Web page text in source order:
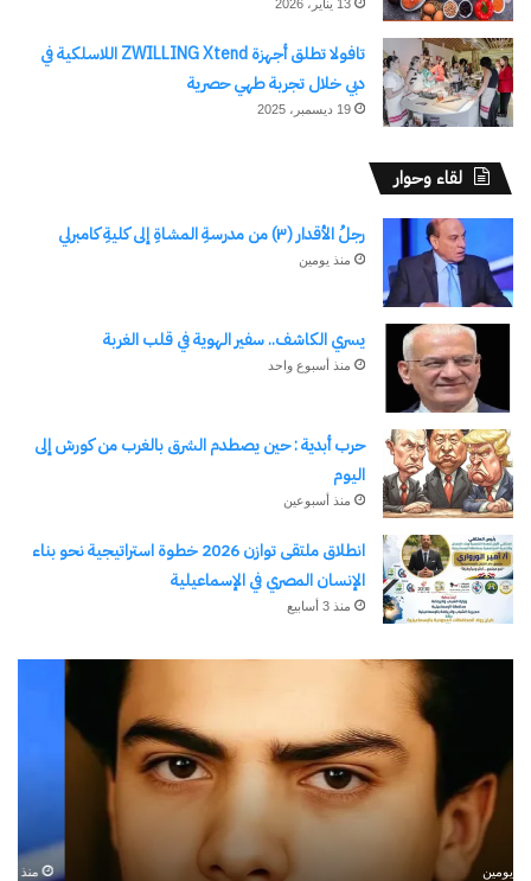
13 يناير، 2026
تافولا تطلق أجهزة ZWILLING Xtend اللاسلكية في
دبي خلال تجربة طهي حصرية
19 ديسمبر، 2025
لقاء وحوار
رجلُ الأقدار (٣) من مدرسةِ المشاةِ إلى كليةِ كامبرلي
منذ يومين
يسري الكاشف.. سفير الهوية في قلب الغربة
منذ أسبوع واحد
حرب أبدية : حين يصطدم الشرق بالغرب من كورش إلى
اليوم
منذ أسبوعين
انطلاق ملتقى توازن 2026 خطوة استراتيجية نحو بناء
الإنسان المصري في الإسماعيلية
منذ 3 أسابيع
من
مدرسةِ
المشاةِ
منذ يومين